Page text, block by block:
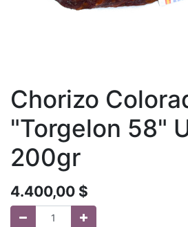
Chorizo
"Torgelon 58"
200gr
4.400,00 $